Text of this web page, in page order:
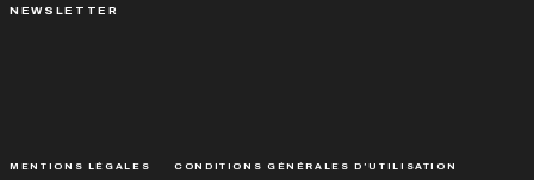
NEWSLETTER
MENTIONS LÉGALES CONDITIONS GÉNÉRALES D’UTILISATION